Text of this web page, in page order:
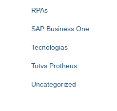
RPAs
SAP Business One
Tecnologias
Totvs Protheus
Uncategorized